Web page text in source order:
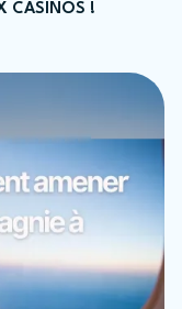
CASINOS !